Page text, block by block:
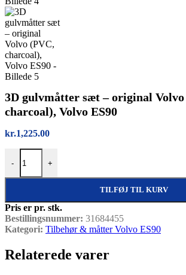
3D gulvmåtter sæt – original
charcoal), Volvo ES90
kr.1,225.00
-
3D gulvmåtter sæt – original Volvo (PVC,
+
TILFØJ TIL KURV
Pris er pr. stk.
Bestillingsnummer: 31684455
Kategori: Tilbehør & måtter Volvo ES90
Relaterede varer